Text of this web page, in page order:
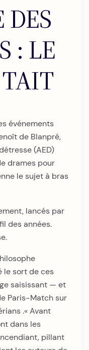
DES
: LE
événements
de Blanpré,
(AED)
drames pour
le sujet à bras
lancés par
des années.
le sort de ces
saisissant — et
Paris-Match sur
.« Avant
dans les
pillant